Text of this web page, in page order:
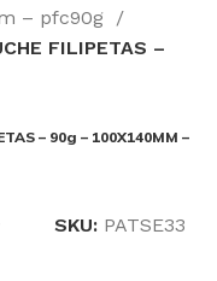
– pfc90g
FILIPETAS –
– 90g – 100X140MM –
SKU: PATSE33